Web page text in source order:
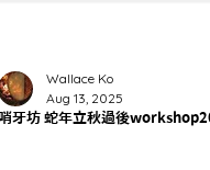
牙坊 蛇年立秋過後
Wallace Ko
Aug 13, 2025